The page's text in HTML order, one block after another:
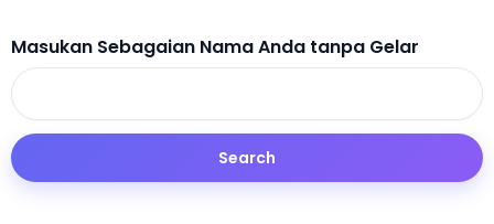
Masukan Sebagaian Nama Anda tanpa Gelar